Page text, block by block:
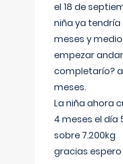
el 18 de
niña ya tendría
meses y
empezar
completarío?
meses.
La niña ahora
4 meses el día
sobre 7.200kg
gracias espero